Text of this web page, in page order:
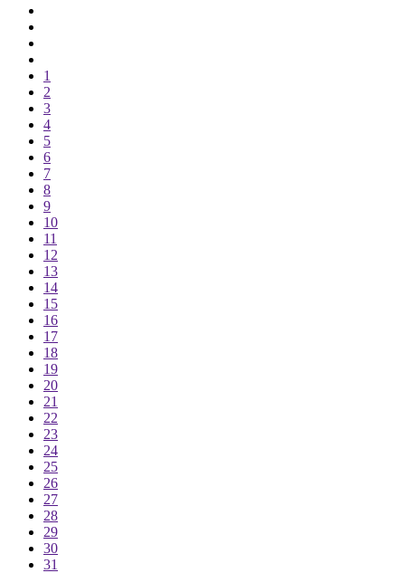
1
2
3
4
5
6
7
8
9
10
11
12
13
14
15
16
17
18
19
20
21
22
23
24
25
26
27
28
29
30
31